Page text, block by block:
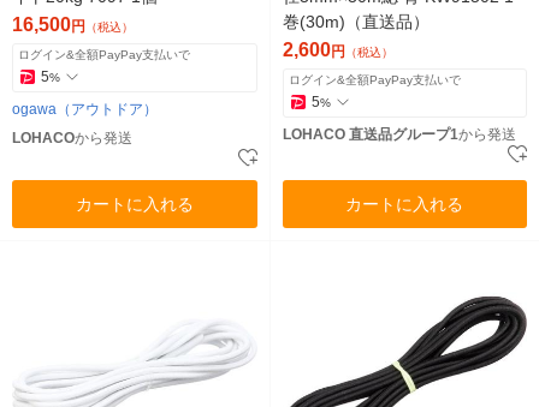
16,500円 （税込）
ログイン&全額PayPay支払いで
5%
ogawa（アウトドア）
LOHACOから発送
カートに入れる
巻(30m)（直送品）
2,600円 （税込）
ログイン&全額PayPay支払いで
5%
LOHACO 直送品グループ1から発送
カートに入れる